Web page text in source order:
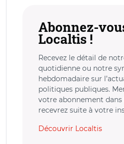
Abonnez-
Localtis !
Recevez le détail de
quotidienne ou notre
hebdomadaire sur
politiques publiques.
votre abonnement
recevrez suite à votre
Découvrir Localtis